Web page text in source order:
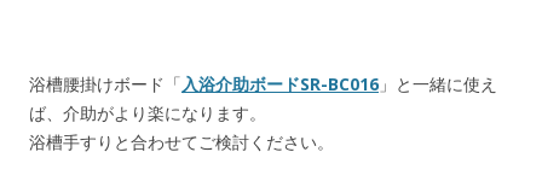
浴槽腰掛けボード「入浴介助ボードSR-BC016 」と一緒に使え
ば、介助がより楽になります。
浴槽手すりと合わせてご検討ください。